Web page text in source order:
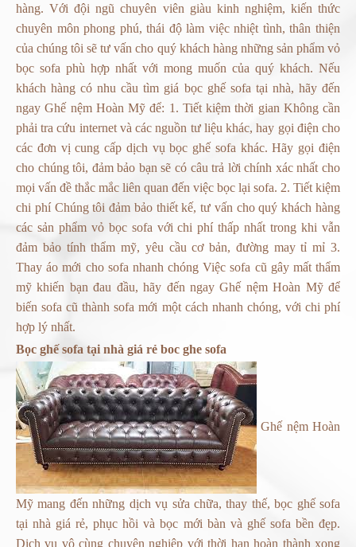
hàng. Với đội ngũ chuyên viên giàu kinh nghiệm, kiến thức
chuyên môn phong phú, thái độ làm việc nhiệt tình, thân thiện
của chúng tôi sẽ tư vấn cho quý khách hàng những sản phẩm vỏ
bọc sofa phù hợp nhất với mong muốn của quý khách. Nếu
khách hàng có nhu cầu tìm giá bọc ghế sofa tại nhà, hãy đến
ngay Ghế nệm Hoàn Mỹ để: 1. Tiết kiệm thời gian Không cần
phải tra cứu internet và các nguồn tư liệu khác, hay gọi điện cho
các đơn vị cung cấp dịch vụ bọc ghế sofa khác. Hãy gọi điện
cho chúng tôi, đảm bảo bạn sẽ có câu trả lời chính xác nhất cho
mọi vấn đề thắc mắc liên quan đến việc bọc lại sofa. 2. Tiết kiệm
chi phí Chúng tôi đảm bảo thiết kế, tư vấn cho quý khách hàng
các sản phẩm vỏ bọc sofa với chi phí thấp nhất trong khi vẫn
đảm bảo tính thẩm mỹ, yêu cầu cơ bản, đường may tỉ mỉ 3.
Thay áo mới cho sofa nhanh chóng Việc sofa cũ gây mất thẩm
mỹ khiến bạn đau đầu, hãy đến ngay Ghế nệm Hoàn Mỹ để
biến sofa cũ thành sofa mới một cách nhanh chóng, với chi phí
hợp lý nhất.
Bọc ghế sofa tại nhà giá rẻ boc ghe sofa
Ghế nệm Hoàn
Mỹ mang đến những dịch vụ sửa chữa, thay thế, bọc ghế sofa
tại nhà giá rẻ, phục hồi và bọc mới bàn và ghế sofa bền đẹp.
Dịch vụ vô cùng chuyên nghiệp với thời hạn hoàn thành xong